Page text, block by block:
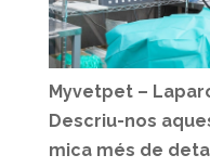
Myvetpet –
Descriu-nos
mica més de